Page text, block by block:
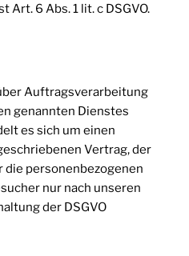
6 Abs. 1 lit. c DSGVO.
Auftragsverarbeitung
genannten Dienstes
es sich um einen
Vertrag, der
personenbezogenen
nur nach unseren
der DSGVO